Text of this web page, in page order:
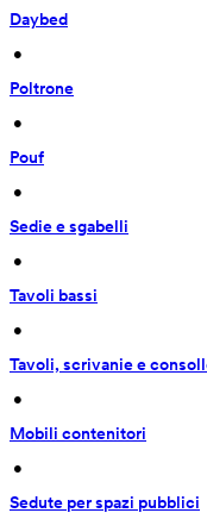
Daybed
•
Poltrone
•
Pouf
•
Sedie e sgabelli
•
Tavoli bassi
•
Tavoli, scrivanie e
•
Mobili contenitori
•
Sedute per spazi pubblici